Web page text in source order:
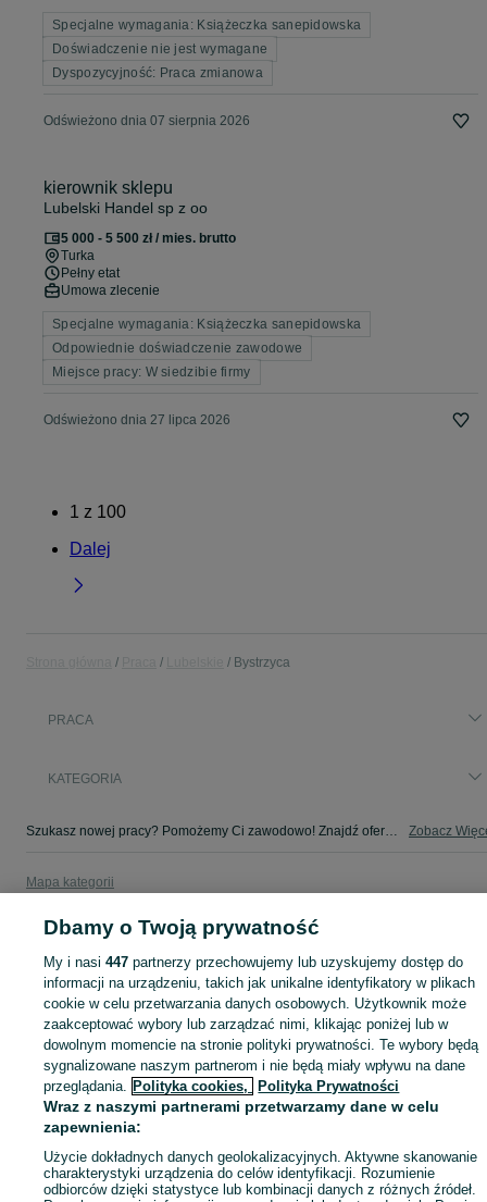
Specjalne wymagania: Książeczka sanepidowska
Doświadczenie nie jest wymagane
Dyspozycyjność: Praca zmianowa
Odświeżono dnia 07 sierpnia 2026
kierownik sklepu
Lubelski Handel sp z oo
5 000 - 5 500 zł / mies. brutto
Turka
Pełny etat
Umowa zlecenie
Specjalne wymagania: Książeczka sanepidowska
Odpowiednie doświadczenie zawodowe
Miejsce pracy: W siedzibie firmy
Odświeżono dnia 27 lipca 2026
1 z 100
Dalej
Bystrzyca
PRACA
KATEGORIA
Szukasz nowej pracy? Pomożemy Ci zawodowo! Znajdź ofertę dla siebie w kategorii Praca na OLX - Bystrzyca i okolice! Zobacz
Mapa kategorii
Mapa ministron
Popularne wyszukiwania
Dbamy o Twoją prywatność
My i nasi447 partnerzy przechowujemy lub uzyskujemy dostęp do
informacji na urządzeniu, takich jak unikalne identyfikatory w plikach
cookie w celu przetwarzania danych osobowych. Użytkownik może
zaakceptować wybory lub zarządzać nimi, klikając poniżej lub w
dowolnym momencie na stronie polityki prywatności. Te wybory będą
sygnalizowane naszym partnerom i nie będą miały wpływu na dane
przeglądania. Polityka cookies, Polityka Prywatności
Wraz z naszymi partnerami przetwarzamy dane w celu
zapewnienia:
Użycie dokładnych danych geolokalizacyjnych. Aktywne skanowanie
charakterystyki urządzenia do celów identyfikacji. Rozumienie
odbiorców dzięki statystyce lub kombinacji danych z różnych źródeł.